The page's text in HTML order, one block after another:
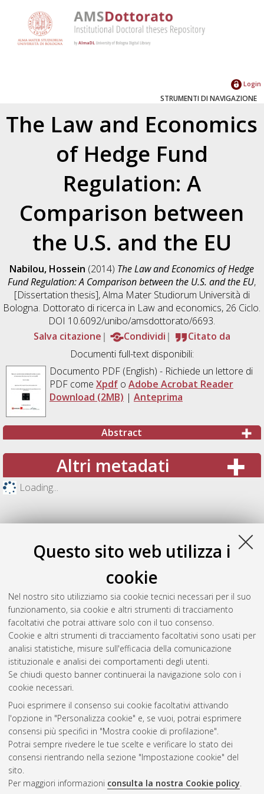
Questo sito web utilizza i
cookie
Nel nostro sito utilizziamo sia cookie tecnici necessari per il suo
funzionamento, sia cookie e altri strumenti di tracciamento
facoltativi che potrai attivare solo con il tuo consenso.
Cookie e altri strumenti di tracciamento facoltativi sono usati per
analisi statistiche, misure sull'efficacia della comunicazione
istituzionale e analisi dei comportamenti degli utenti.
Se chiudi questo banner continuerai la navigazione solo con i
cookie necessari.
Puoi esprimere il consenso sui cookie facoltativi attivando
l'opzione in "Personalizza cookie" e, se vuoi, potrai esprimere
consensi più specifici in "Mostra cookie di profilazione".
Potrai sempre rivedere le tue scelte e verificare lo stato dei
consensi rientrando nella sezione "Impostazione cookie" del
sito.
Per maggiori informazioni consulta la nostra Cookie policy.
Login
STRUMENTI DI NAVIGAZIONE
The Law and Economics
of Hedge Fund
Regulation: A
Comparison between
the U.S. and the EU
Nabilou, Hossein (2014) The Law and Economics of Hedge
Fund Regulation: A Comparison between the U.S. and the EU,
[Dissertation thesis], Alma Mater Studiorum Università di
Bologna. Dottorato di ricerca in Law and economics, 26 Ciclo.
DOI 10.6092/unibo/amsdottorato/6693.
Salva citazione
Condividi
Citato da
Documenti full-text disponibili:
Documento PDF(English) - Richiede un lettore di
PDF come Xpdfo Adobe Acrobat Reader
Download (2MB) | Anteprima
Abstract
Altri metadati
Loading...
Gestione del documento:
Atom
Rss 1.0
Rss 2.0
ISSN: 2038-7946